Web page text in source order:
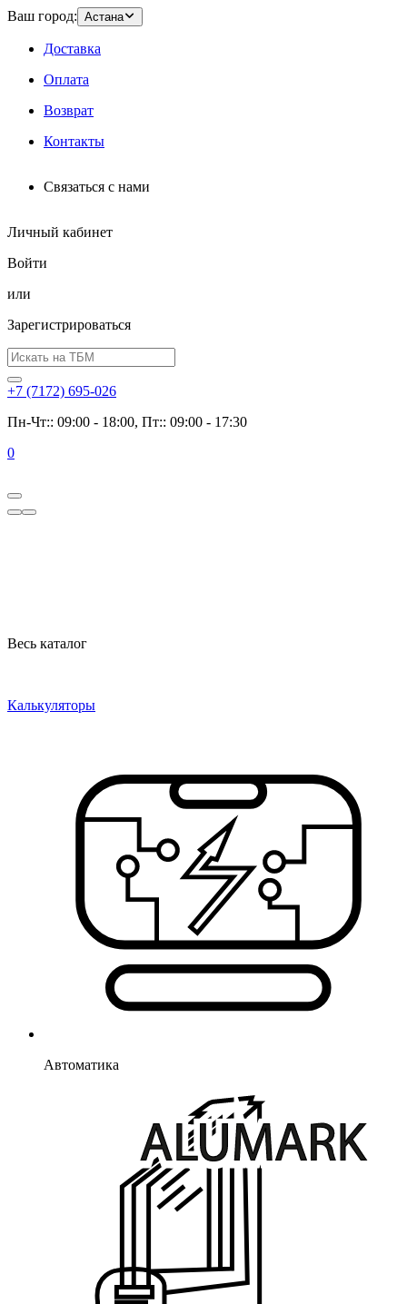
Ваш город: Астана
Доставка
Оплата
Возврат
Контакты
Связаться с нами
Личный кабинет
Войти
или
Зарегистрироваться
+7 (7172) 695-026
Пн-Чт:: 09:00 - 18:00, Пт:: 09:00 - 17:30
0
Весь каталог
Калькуляторы
Автоматика